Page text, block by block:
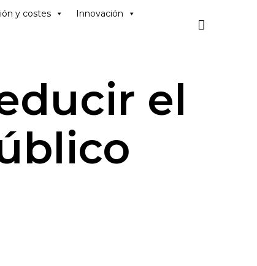
content
y costes Innovación

el